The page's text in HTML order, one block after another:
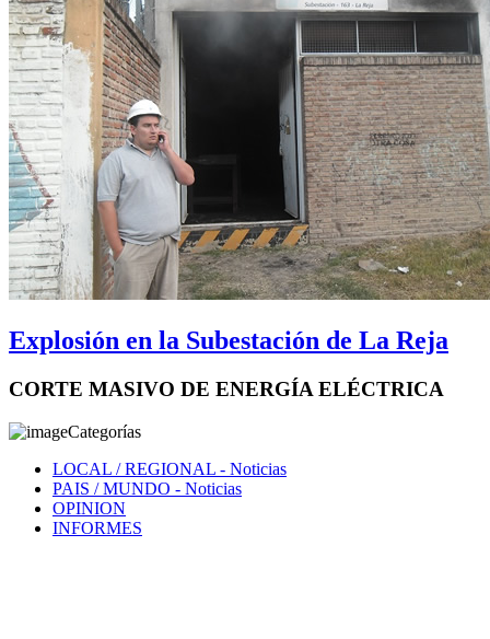
Explosión en la Subestación de La Reja
CORTE MASIVO DE ENERGÍA ELÉCTRICA
Categorías
LOCAL / REGIONAL - Noticias
PAIS / MUNDO - Noticias
OPINION
INFORMES